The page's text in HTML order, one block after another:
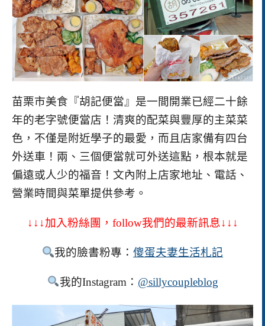
苗栗市美食『胡記便當』是一間開業已經二十餘
年的老字號便當店！清爽的配菜與豐厚的主菜菜
色，不僅是附近學子的最愛，而且店家備有四台
外送車！兩、三個便當就可外送這點，根本就是
偏遠或人少的福音！ 文內附上店家地址、電話、
營業時間與菜單提供參考。
↓↓↓加入粉絲團，follow我們的最新訊息↓↓↓
我的臉書粉專：傻蛋夫妻生活札記
我的Instagram： @sillycoupleblog